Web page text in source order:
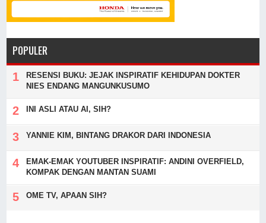
POPULER
RESENSI BUKU: JEJAK INSPIRATIF KEHIDUPAN DOKTER
NIES ENDANG MANGUNKUSUMO
INI ASLI ATAU AI, SIH?
YANNIE KIM, BINTANG DRAKOR DARI INDONESIA
EMAK-EMAK YOUTUBER INSPIRATIF: ANDINI OVERFIELD,
KOMPAK DENGAN MANTAN SUAMI
OME TV, APAAN SIH?